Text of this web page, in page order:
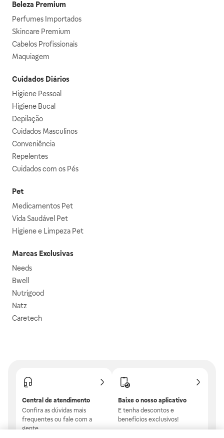
Beleza Premium
Perfumes Importados
Skincare Premium
Cabelos Profissionais
Maquiagem
Cuidados Diários
Higiene Pessoal
Higiene Bucal
Depilação
Cuidados Masculinos
Conveniência
Repelentes
Cuidados com os Pés
Pet
Medicamentos Pet
Vida Saudável Pet
Higiene e Limpeza Pet
Marcas Exclusivas
Needs
Bwell
Nutrigood
Natz
Caretech
Central de atendimento
Confira as dúvidas mais
frequentes ou fale com a
gente.
Baixe o nosso aplicativo
E tenha descontos e
benefícios exclusivos!